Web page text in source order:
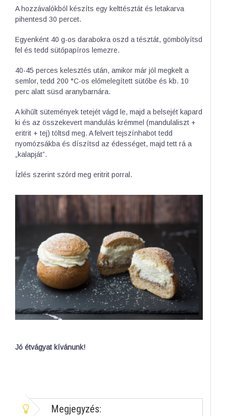
A hozzávalókból készíts egy kelttésztát és letakarva
pihentesd 30 percet.
Egyenként 40 g-os darabokra oszd a tésztát, gömbölyítsd
fel és tedd sütőpapíros lemezre.
40-45 perces kelesztés után, amikor már jól megkelt a
semlor, tedd 200 °C-os előmelegített sütőbe és kb. 10
perc alatt süsd aranybarnára.
A kihűlt sütemények tetejét vágd le, majd a belsejét kapard
ki és az összekevert mandulás krémmel (mandulaliszt +
eritrit + tej) töltsd meg. A felvert tejszínhabot tedd
nyomózsákba és díszítsd az édességet, majd tett rá a
„kalapját”.
Ízlés szerint szórd meg eritrit porral.
Jó étvágyat kívánunk!
Megjegyzés: